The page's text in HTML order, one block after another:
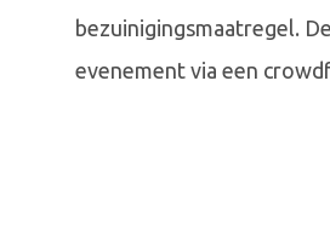
bezuinigingsmaatregel.
evenement via een